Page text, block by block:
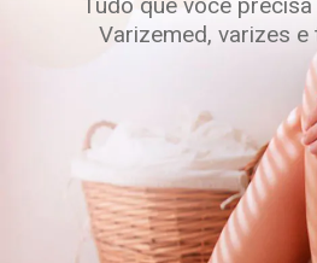
Varizemed, varizes